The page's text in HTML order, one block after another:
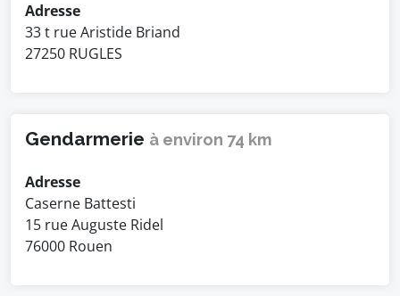
Adresse
33 t rue Aristide Briand
27250 RUGLES
Gendarmerie à environ 74 km
Adresse
Caserne Battesti
15 rue Auguste Ridel
76000 Rouen